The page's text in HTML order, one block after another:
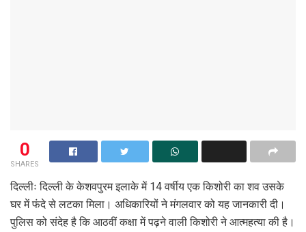
0
SHARES
दिल्लीः दिल्ली के केशवपुरम इलाके में 14 वर्षीय एक किशोरी का शव उसके
घर में फंदे से लटका मिला। अधिकारियों ने मंगलवार को यह जानकारी दी।
पुलिस को संदेह है कि आठवीं कक्षा में पढ़ने वाली किशोरी ने आत्महत्या की है।